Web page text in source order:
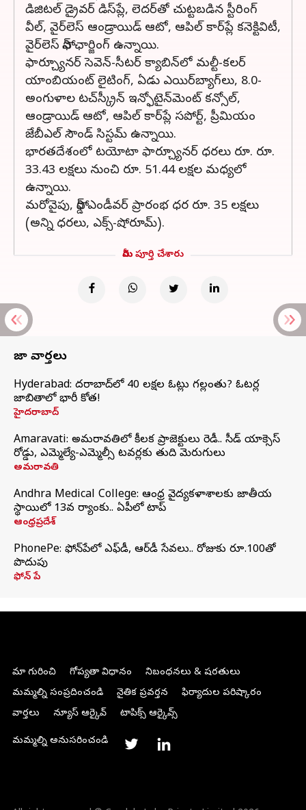
డిజిటల్ డ్రైవర్ డిస్‌ప్లే, లెదర్‌తో చుట్టబడిన స్టీరింగ్
వీల్, వైర్‌లెస్ ఆండ్రాయిడ్ ఆటో, ఆపిల్ కార్‌ప్లే కనెక్టివిటీ,
వైర్‌లెస్ ఫోన్ ఛార్జింగ్ ఉన్నాయి.
ఫార్చ్యూనర్‌ సెవెన్-సీటర్ క్యాబిన్‌లో మల్టీ-కలర్
యాంబియంట్ లైటింగ్, ఏడు ఎయిర్‌బ్యాగ్‌లు, 8.0-
అంగుళాల టచ్‌స్క్రీన్ ఇన్ఫోటైన్‌మెంట్ కన్సోల్,
ఆండ్రాయిడ్ ఆటో, ఆపిల్ కార్‌ప్లే సపోర్ట్, ప్రీమియం
జేబీఎల్ సౌండ్ సిస్టమ్ ఉన్నాయి.
భారతదేశంలో టయోటా ఫార్చ్యూనర్ ధరలు రూ. రూ.
33.43 లక్షలు నుంచి రూ. 51.44 లక్షల మధ్యలో
ఉన్నాయి.
మరోవైపు, ఫోర్డ్ ఎండీవర్ ప్రారంభ ధర రూ. 35 లక్షలు
(అన్ని ధరలు, ఎక్స్-షోరూమ్).
మీరు పూర్తి చేశారు
తాజా వార్తలు
Hyderabad: హైదరాబాద్‌లో 40 లక్షల ఓట్లు గల్లంతు? ఓటర్ల
జాబితాలో భారీ కోత!
హైదరాబాద్
Amaravati: అమరావతిలో కీలక ప్రాజెక్టులు రెడీ.. సీడ్‌ యాక్సెస్‌
రోడ్డు, ఎమ్మెల్యే-ఎమ్మెల్సీ టవర్లకు తుది మెరుగులు
అమరావతి
Andhra Medical College: ఆంధ్ర వైద్యకళాశాలకు జాతీయ
స్థాయిలో 13వ ర్యాంకు.. ఏపీలో టాప్
ఆంధ్రప్రదేశ్
PhonePe: ఫోన్‌పేలో ఎఫ్‌డీ, ఆర్‌డీ సేవలు.. రోజుకు రూ.100తో
పొదుపు
ఫోన్‌ పే
మా గురించి గోప్యతా విధానం
నిబంధనలు & షరతులు
మమ్మల్ని సంప్రదించండి
నైతిక ప్రవర్తన
ఫిర్యాదుల పరిష్కారం
వార్తలు
న్యూస్ ఆర్కైవ్ టాపిక్స్ ఆర్కైవ్స్
మమ్మల్ని అనుసరించండి